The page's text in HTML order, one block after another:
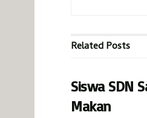
RelatedPosts
Siswa SDN
Makan